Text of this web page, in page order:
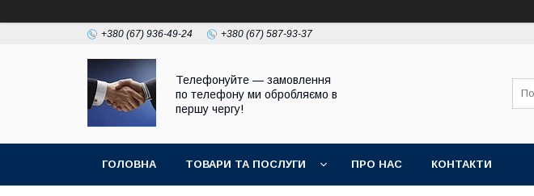
+380 (67) 936-49-24 +380 (67) 587-93-37
Телефонуйте — замовлення
по телефону ми обробляємо в
першу чергу!
ГОЛОВНА ТОВАРИ ТА ПОСЛУГИ ПРО НАС КОНТАКТИ